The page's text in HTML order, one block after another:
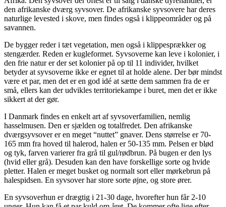
den afrikanske dværg syvsover. De afrikanske syvsovere har deres
naturlige levested i skove, men findes også i klippeområder og på
savannen.
De bygger reder i tæt vegetation, men også i klippesprækker og
stengærder. Reden er kugleformet. Syvsoverne kan leve i kolonier, i
den frie natur er der set kolonier på op til 11 individer, hvilket
betyder at syvsoverne ikke er egnet til at holde alene. Der bør mindst
være et par, men det er en god idé at sætte dem sammen fra de er
små, ellers kan der udvikles territoriekampe i buret, men det er ikke
sikkert at der gør.
I Danmark findes en enkelt art af syvsoverfamilien, nemlig
hasselmusen. Den er sjælden og totalfredet. Den afrikanske
dværgsyvsover er en meget “nuttet” gnaver. Dens størrelse er 70-
165 mm fra hoved til halerod, halen er 50-135 mm. Pelsen er blød
og tyk, farven varierer fra grå til gul/rødbrun. På bugen er den lys
(hvid eller grå). Desuden kan den have forskellige sorte og hvide
pletter. Halen er meget busket og normalt sort eller mørkebrun på
halespidsen. En syvsover har store sorte øjne, og store ører.
En syvsoverhun er drægtig i 21-30 dage, hvorefter hun får 2-10